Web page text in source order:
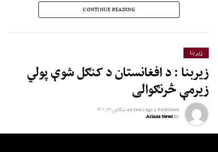
CONTINUE READING
زیر بنا
زیربنا : د افغانستان د کنګل شوې پولي
زیرمې څرنګوالی
Published
4 years ago
onچنګاښ ۲۹, ۱۴۰۱
By
Ariana News